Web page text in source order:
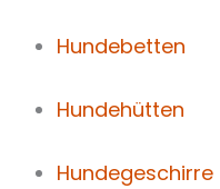
Hundebetten
Hundehütten
Hundegeschirre